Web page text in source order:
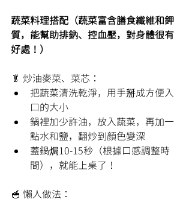
蔬菜料理搭配（蔬菜富含膳食纖維和鉀
質，能幫助排鈉、控血壓，對身體很有
好處！）
🥬 炒油麥菜、菜芯：
把蔬菜清洗乾淨，用手掰成方便入
口的大小
鍋裡加少許油，放入蔬菜，再加一
點水和鹽，翻炒到顏色變深
蓋鍋焗10-15秒（根據口感調整時
間），就能上桌了！
🥣 懶人做法：